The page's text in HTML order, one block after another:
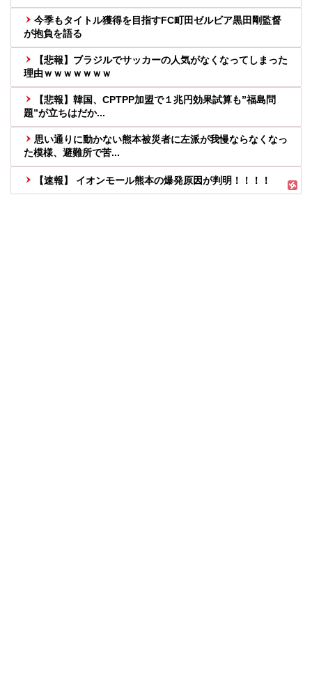
今季もタイトル獲得を目指すFC町田ゼルビア黒田剛監督
が抱負を語る
【悲報】ブラジルでサッカーの人気がなくなってしまった
理由ｗｗｗｗｗｗｗ
【悲報】韓国、CPTPP加盟で１兆円効果試算も”福島問
題”が立ちはだか...
思い通りに動かない熊本被災者に左派が我慢ならなくなっ
た模様、避難所で苦...
【速報】 イオンモール熊本の爆発原因が判明！！！！